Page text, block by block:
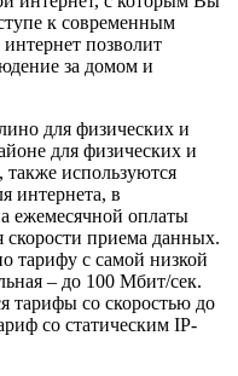
к современным
позволит
за домом и
для физических и
для физических и
используются
интернета, в
ежемесячной оплаты
скорости приема данных.
тарифу с самой низкой
– до 100 Мбит/сек.
тарифы со скоростью до
со статическим IP-